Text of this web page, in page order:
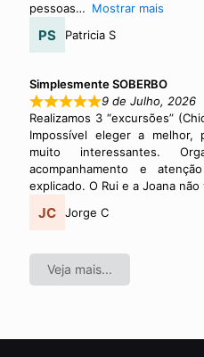
pessoas
Mostrar mais
Patricia S
Simplesmente SOBERBO
9 de Julho, 2026
Realizamos 3 “excursões”
Impossível eleger a
muito interessantes.
acompanhamento e
explicado. O Rui e a Joana não
Jorge C
Veja mais...